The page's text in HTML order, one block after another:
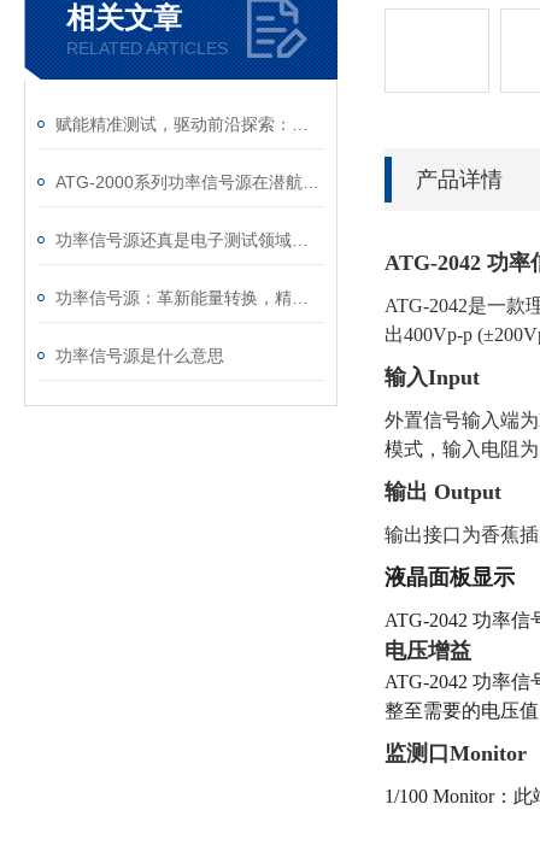
相关文章
RELATED ARTICLES
功率信号源是什么意思
产品详情
ATG-2042 功率
ATG-2042是一款
出400Vp-p
输入Input
外置信号输入端为
模式，输入电阻
输出 Output
输出接口为香蕉
液晶面板显示
ATG-2042 功率
电压增益
ATG-2042 功率
整至需要的电压
监测口 Monitor
1/100 Monitor：